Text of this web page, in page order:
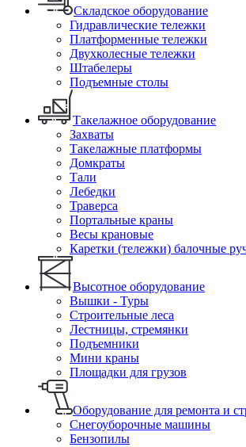
Складское оборудование
Гидравлические тележки
Платформенные тележки
Двухколесные тележки
Штабелеры
Подъемные столы
Такелажное оборудование
Захваты
Такелажные платформы
Домкраты
Тали
Лебедки
Траверса
Портальные краны
Весы крановые
Каретки (тележки) балочные
Высотное оборудование
Вышки - Туры
Строительные леса
Лестницы, стремянки
Подъемники
Мини краны
Площадки для грузов
Оборудование для ремонта и
Снегоуборочные машины
Бензопилы